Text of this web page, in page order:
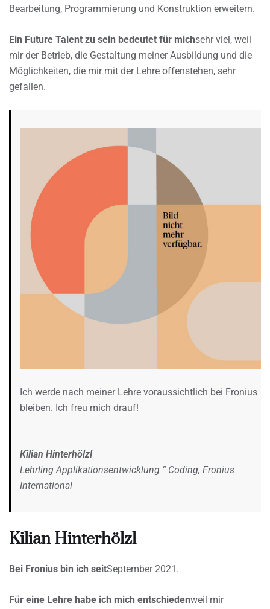
Bearbeitung, Programmierung und Konstruktion erweitern.
Ein Future Talent zu sein bedeutet für michsehr viel, weil
mir der Betrieb, die Gestaltung meiner Ausbildung und die
Möglichkeiten, die mir mit der Lehre offenstehen, sehr
gefallen.
Ich werde nach meiner Lehre voraussichtlich bei Fronius
bleiben. Ich freu mich drauf!
Kilian Hinterhölzl
Lehrling Applikationsentwicklung ” Coding, Fronius
International
Kilian Hinterhölzl
Bei Fronius bin ich seitSeptember 2021.
Für eine Lehre habe ich mich entschiedenweil mir